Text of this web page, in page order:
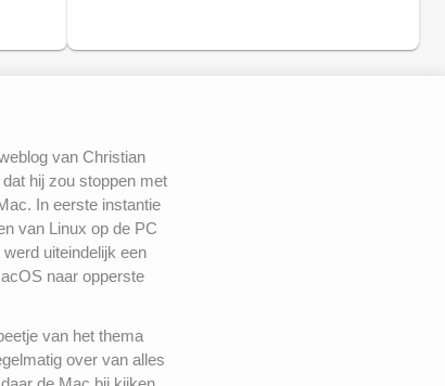
van Christian
hij zou stoppen met
In eerste instantie
van Linux op de PC
uiteindelijk een
naar opperste
van het thema
over van alles